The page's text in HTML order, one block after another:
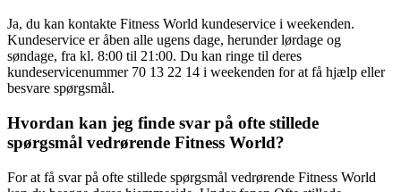
Ja, du kan kontakte Fitness World kundeservice i weekenden.
Kundeservice er åben alle ugens dage, herunder lørdage og
søndage, fra kl. 8:00 til 21:00. Du kan ringe til deres
kundeservicenummer 70 13 22 14 i weekenden for at få hjælp eller
besvare spørgsmål.
Hvordan kan jeg finde svar på ofte stillede
spørgsmål vedrørende Fitness World?
For at få svar på ofte stillede spørgsmål vedrørende Fitness World